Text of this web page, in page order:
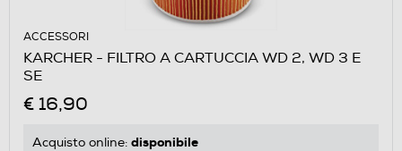
ACCESSORI
KARCHER - FILTRO A CARTUCCIA WD 2, WD 3 E
SE
€ 16,90
Acquisto online: disponibile